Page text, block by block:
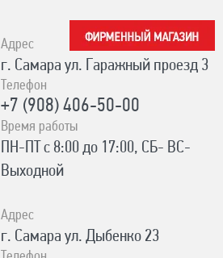
Адрес
г. Самара ул. Гаражный проезд 3
Телефон
+7 (908) 406-50-00
Время работы
ПН-ПТ с 8:00 до 17:00, СБ- ВС-
Выходной
Адрес
г. Самара ул. Дыбенко 23